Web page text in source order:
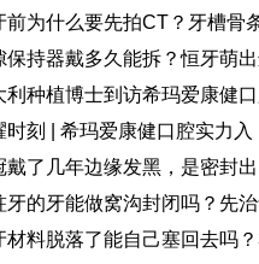
前为什么要先拍CT？牙槽骨
保持器戴多久能拆？恒牙萌
利种植博士到访希玛爱康健
时刻 | 希玛爱康健口腔实力入
戴了几年边缘发黑，是密封
牙的牙能做窝沟封闭吗？先
材料脱落了能自己塞回去吗